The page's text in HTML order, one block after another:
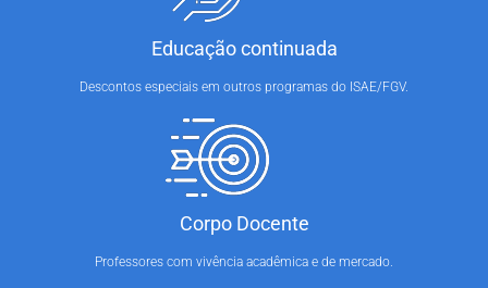
Educação continuada
Descontos especiais em outros programas do ISAE/FGV.
Corpo Docente
Professores com vivência acadêmica e de mercado.